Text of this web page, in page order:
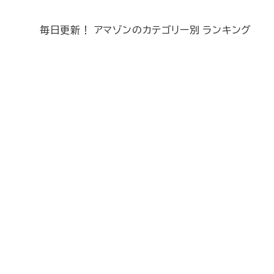
毎日更新！ アマゾンのカテゴリー別 ランキング